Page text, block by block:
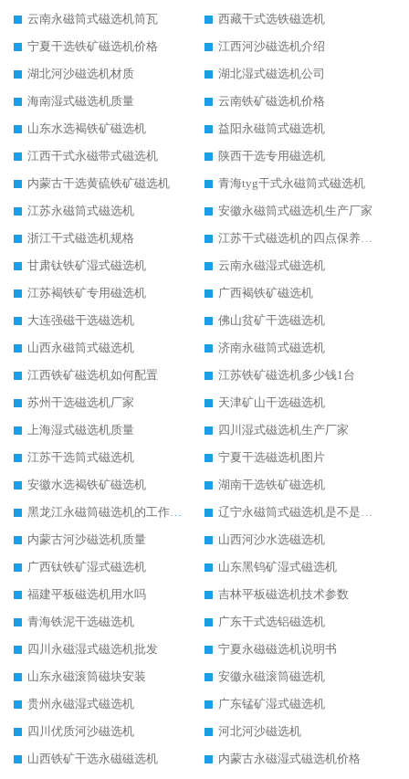
云南永磁筒式磁选机筒瓦
西藏干式选铁磁选机
宁夏干选铁矿磁选机价格
江西河沙磁选机介绍
湖北河沙磁选机材质
湖北湿式磁选机公司
海南湿式磁选机质量
云南铁矿磁选机价格
山东水选褐铁矿磁选机
益阳永磁筒式磁选机
江西干式永磁带式磁选机
陕西干选专用磁选机
内蒙古干选黄硫铁矿磁选机
青海tyg干式永磁筒式磁选机
江苏永磁筒式磁选机
安徽永磁筒式磁选机生产厂家
浙江干式磁选机规格
江苏干式磁选机的四点保养秘籍
甘肃钛铁矿湿式磁选机
云南永磁湿式磁选机
江苏褐铁矿专用磁选机
广西褐铁矿磁选机
大连强磁干选磁选机
佛山贫矿干选磁选机
山西永磁筒式磁选机
济南永磁筒式磁选机
江西铁矿磁选机如何配置
江苏铁矿磁选机多少钱1台
苏州干选磁选机厂家
天津矿山干选磁选机
上海湿式磁选机质量
四川湿式磁选机生产厂家
江苏干选筒式磁选机
宁夏干选磁选机图片
安徽水选褐铁矿磁选机
湖南干选铁矿磁选机
黑龙江永磁筒磁选机的工作原理
辽宁永磁筒式磁选机是不是强磁
内蒙古河沙磁选机质量
山西河沙水选磁选机
广西钛铁矿湿式磁选机
山东黑钨矿湿式磁选机
福建平板磁选机用水吗
吉林平板磁选机技术参数
青海铁泥干选磁选机
广东干式选铝磁选机
四川永磁湿式磁选机批发
宁夏永磁磁选机说明书
山东永磁滚筒磁块安装
安徽永磁滚筒磁选机
贵州永磁湿式磁选机
广东锰矿湿式磁选机
四川优质河沙磁选机
河北河沙磁选机
山西铁矿干选永磁磁选机
内蒙古永磁湿式磁选机价格